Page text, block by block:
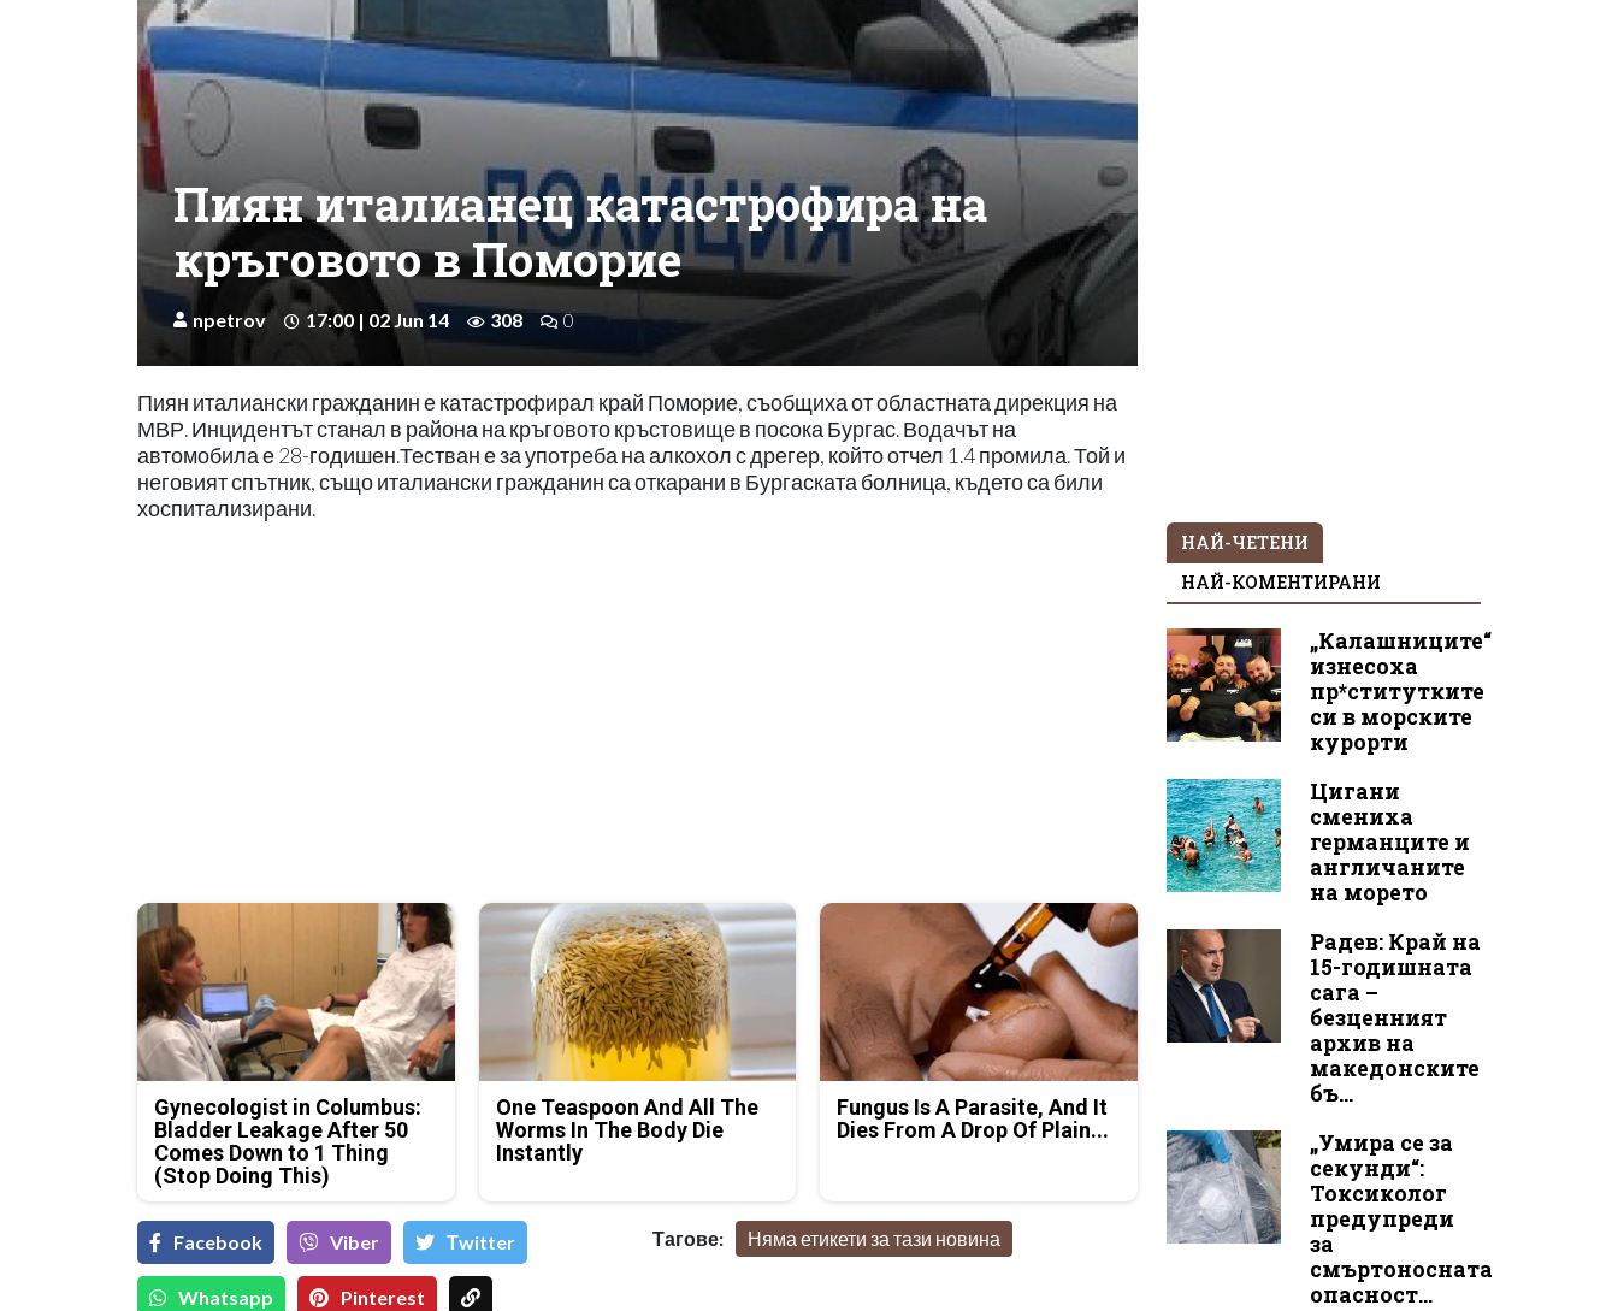
Пиян италианец катастрофира на
кръговото в Поморие
npetrov 17:00 | 02 Jun 14 308 0
Пиян италиански гражданин е катастрофирал край Поморие, съобщиха от областната дирекция на
МВР. Инцидентът станал в района на кръговото кръстовище в посока Бургас. Водачът на
автомобила е 28-годишен.Тестван е за употреба на алкохол с дрегер, който отчел 1.4 промила. Той и
неговият спътник, също италиански гражданин са откарани в Бургаската болница, където са били
хоспитализирани.
Gynecologist in Columbus:
Bladder Leakage After 50
Comes Down to 1 Thing
(Stop Doing This)
One Teaspoon And All The
Worms In The Body Die
Instantly
Fungus Is A Parasite, And It
Dies From A Drop Of Plain...
Facebook Viber Тwitter
Whatsapp Pinterest
Тагове: Няма етикети за тази новина
НАЙ-ЧЕТЕНИ
НАЙ-КОМЕНТИРАНИ
„Калашниците“
изнесоха
пр*ститутките
си в морските
курорти
Цигани
смениха
германците и
англичаните
на морето
Радев: Край на
15-годишната
сага –
безценният
архив на
македонските
бъ...
„Умира се за
секунди“:
Токсиколог
предупреди
за
смъртоносната
опасност...